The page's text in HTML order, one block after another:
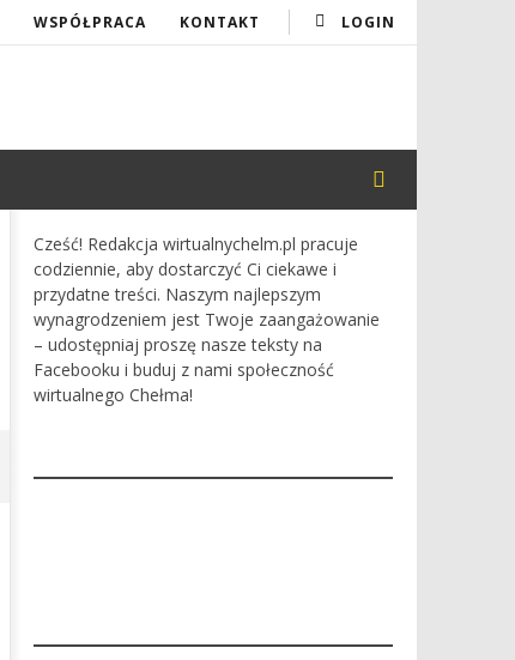
LOGIN
WSPÓŁPRACA KONTAKT
lutego
Cześć! Redakcja wirtualnychelm.pl pracuje
codziennie, aby dostarczyć Ci ciekawe i
przydatne treści. Naszym najlepszym
wynagrodzeniem jest Twoje zaangażowanie
– udostępniaj proszę nasze teksty na
Facebooku i buduj z nami społeczność
wirtualnego Chełma!